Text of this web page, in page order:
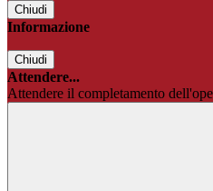
Chiudi
Informazione
Chiudi
Attendere...
Attendere il completamento